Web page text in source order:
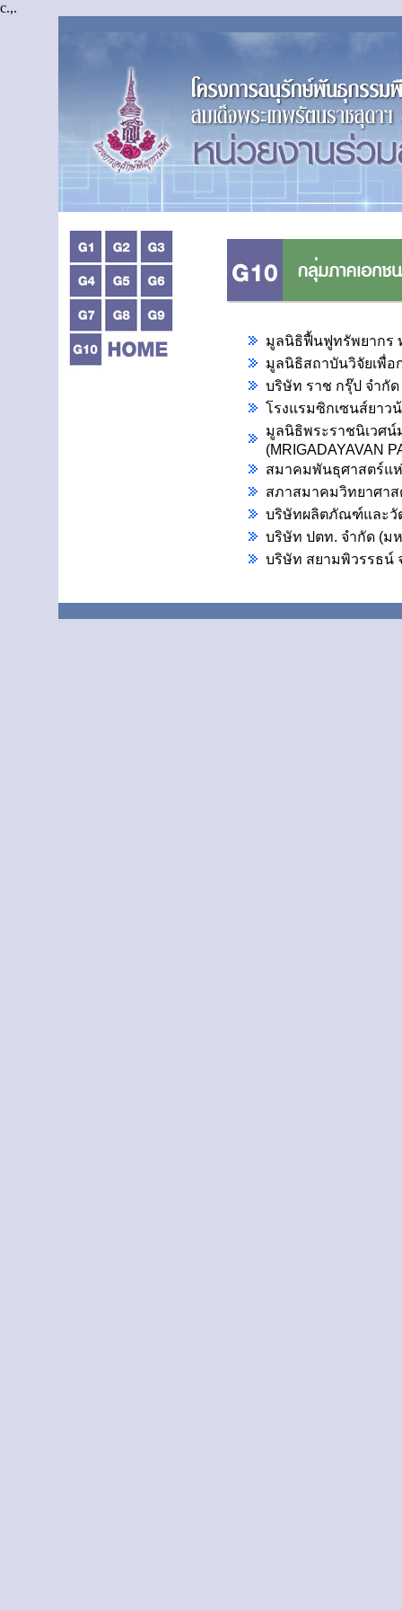
c.,.
มูลนิธิฟื้นฟูทรัพยากร
มูลนิธิสถาบันวิจัยเพื่อ
บริษัท ราช กรุ๊ป จำกั
โรงแรมซิกเซนส์ยาว
มูลนิธิพระราชนิเวศ
(MRIGADAYAVAN
สมาคมพันธุศาสตร์แห่
สภาสมาคมวิทยาศาส
บริษัทผลิตภัณฑ์และวั
บริษัท ปตท. จำกัด (ม
บริษัท สยามพิวรรธน์